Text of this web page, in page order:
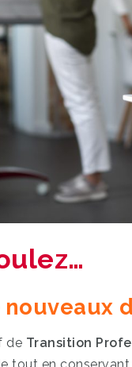
nouveaux
de Transition
tout en conservant